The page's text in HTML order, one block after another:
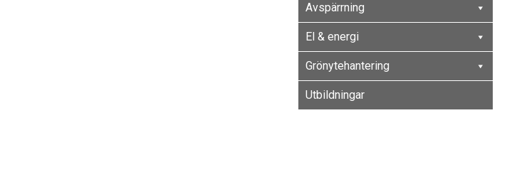
Avspärrning
El & energi
Grönytehantering
Utbildningar